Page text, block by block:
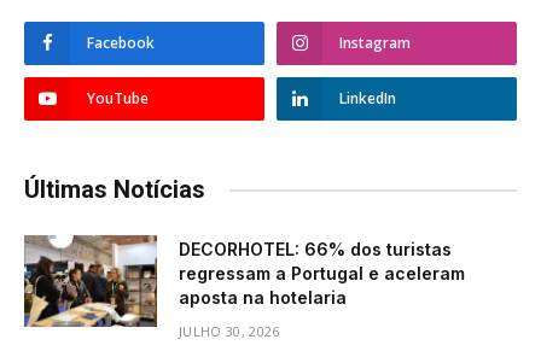
Facebook Instagram
YouTube LinkedIn
Últimas Notícias
DECORHOTEL: 66% dos turistas
regressam a Portugal e aceleram
aposta na hotelaria
JULHO 30, 2026